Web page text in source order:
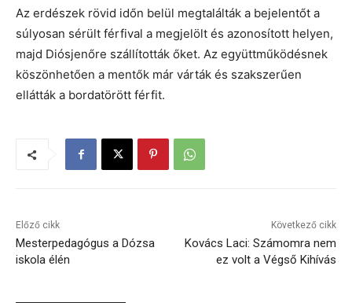
Az erdészek rövid időn belül megtalálták a bejelentőt a
súlyosan sérült férfival a megjelölt és azonosított helyen,
majd Diósjenőre szállították őket. Az együttműködésnek
köszönhetően a mentők már várták és szakszerűen
ellátták a bordatörött férfit.
Előző cikk
Mesterpedagógus a Dózsa
iskola élén
Következő cikk
Kovács Laci: Számomra nem
ez volt a Végső Kihívás